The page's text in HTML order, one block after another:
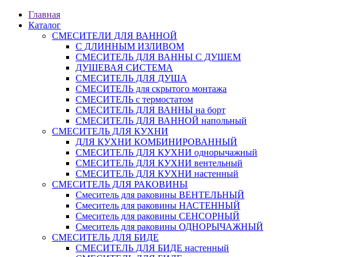
Главная
Каталог
СМЕСИТЕЛИ ДЛЯ ВАННОЙ
С ДЛИННЫМ ИЗЛИВОМ
СМЕСИТЕЛЬ ДЛЯ ВАННЫ С ДУШЕМ
ДУШЕВАЯ СИСТЕМА
СМЕСИТЕЛЬ ДЛЯ ДУША
СМЕСИТЕЛЬ для скрытого монтажа
СМЕСИТЕЛЬ с термостатом
СМЕСИТЕЛЬ ДЛЯ ВАННЫ на борт
СМЕСИТЕЛЬ ДЛЯ ВАННОЙ напольный
СМЕСИТЕЛЬ ДЛЯ КУХНИ
ДЛЯ КУХНИ КОМБИНИРОВАННЫЙ
СМЕСИТЕЛЬ ДЛЯ КУХНИ однорычажный
СМЕСИТЕЛЬ ДЛЯ КУХНИ вентельный
СМЕСИТЕЛЬ ДЛЯ КУХНИ настенный
СМЕСИТЕЛЬ ДЛЯ РАКОВИНЫ
Смеситель для раковины ВЕНТЕЛЬНЫЙ
Смеситель для раковины НАСТЕННЫЙ
Смеситель для раковины СЕНСОРНЫЙ
Смеситель для раковины ОДНОРЫЧАЖНЫЙ
СМЕСИТЕЛЬ ДЛЯ БИДЕ
СМЕСИТЕЛЬ ДЛЯ БИДЕ настенный